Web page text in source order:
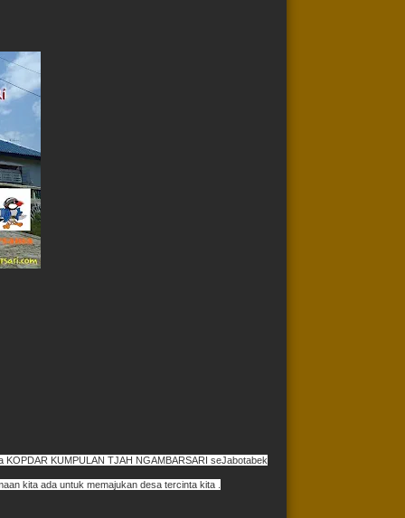
KUMPULAN TJAH NGAMBARSARI seJabotabek
kita ada untuk memajukan desa tercinta kita .